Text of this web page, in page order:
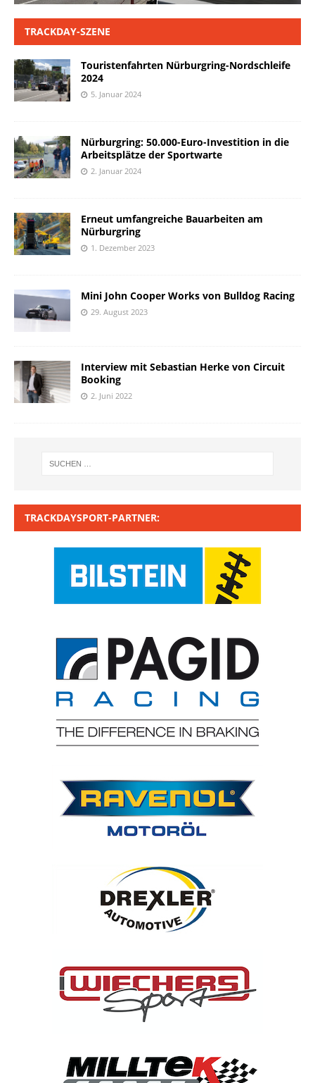
TRACKDAY-SZENE
Touristenfahrten Nürburgring-Nordschleife
2024
5. Januar 2024
Nürburgring: 50.000-Euro-Investition in die
Arbeitsplätze der Sportwarte
2. Januar 2024
Erneut umfangreiche Bauarbeiten am
Nürburgring
1. Dezember 2023
Mini John Cooper Works von Bulldog Racing
29. August 2023
Interview mit Sebastian Herke von Circuit
Booking
2. Juni 2022
TRACKDAYSPORT-PARTNER: